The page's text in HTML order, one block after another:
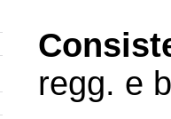
regg. e